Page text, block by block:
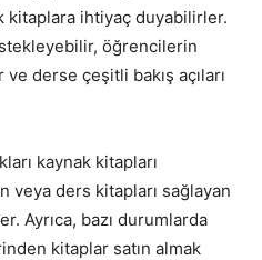
ihtiyaç duyabilirler.
öğrencilerin
ve derse çeşitli bakış açıları
kaynak kitapları
veya ders kitapları sağlayan
Ayrıca, bazı durumlarda
kitaplar satın almak